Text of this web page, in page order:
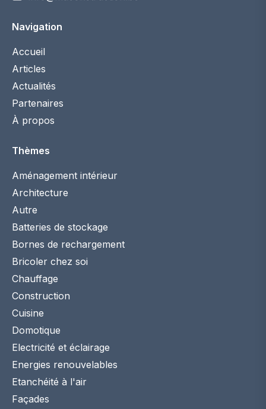
Navigation
Accueil
Articles
Actualités
Partenaires
À propos
Thèmes
Aménagement intérieur
Architecture
Autre
Batteries de stockage
Bornes de rechargement
Bricoler chez soi
Chauffage
Construction
Cuisine
Domotique
Electricité et éclairage
Energies renouvelables
Etanchéité à l'air
Façades